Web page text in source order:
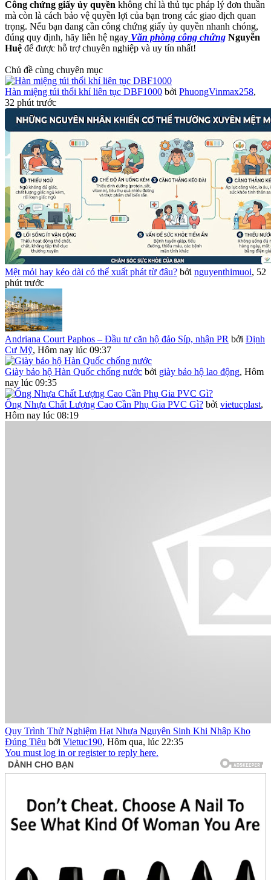
Công chứng giấy ủy quyền không chỉ là thủ tục pháp lý đơn thuần
mà còn là cách bảo vệ quyền lợi của bạn trong các giao dịch quan
trọng. Nếu bạn đang cần công chứng giấy ủy quyền nhanh chóng,
đúng quy định, hãy liên hệ ngay Văn phòng công chứng Nguyễn
Huệ để được hỗ trợ chuyên nghiệp và uy tín nhất!
Chủ đề cùng chuyên mục
Hàn miệng túi thổi khí liên tục DBF1000 bởi PhuongVinmax258,
32 phút trước
Mệt mỏi hay kéo dài có thể xuất phát từ đâu? bởi nguyenthimuoi, 52
phút trước
Andriana Court Paphos – Đầu tư căn hộ đảo Síp, nhận PR bởi Định
Cư Mỹ, Hôm nay lúc 09:37
Giày bảo hộ Hàn Quốc chống nước bởi giày bảo hộ lao động, Hôm
nay lúc 09:35
Ống Nhựa Chất Lượng Cao Cần Phụ Gia PVC Gì? bởi vietucplast,
Hôm nay lúc 08:19
Quy Trình Thử Nghiệm Hạt Nhựa Nguyên Sinh Khi Nhập Kho
Đúng Tiêu bởi Vietuc190, Hôm qua, lúc 22:35
You must log in or register to reply here.